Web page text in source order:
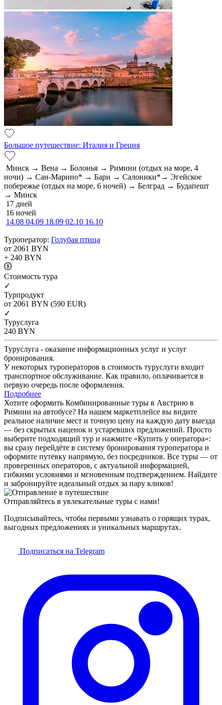
Большое путешествие: Италия и Греция
Минск → Вена → Болонья → Римини (отдых на море, 4
ночи) → Сан-Марино* → Бари → Салоники*→ Эгейское
побережье (отдых на море, 6 ночей) → Белград → Будапешт
→ Минск
17 дней
16 ночей
14.08 04.09 18.09 02.10 16.10
Туроператор: Голубая птица
от 2061 BYN
+ 240 BYN
Cтоимость тура
✓
Турпродукт
от 2061 BYN (590 EUR)
✓
Туруслуга
240 BYN
Туруслуга - оказание информационных услуг и услуг
бронирования.
У некоторых туроператоров в стоимость туруслуги входит
транспортное обслуживание. Как правило, оплачивается в
первую очередь после оформления.
Подробнее
Хотите оформить Комбинированные туры в Австрию в
Римини на автобусе? На нашем маркетплейсе вы видите
реальное наличие мест и точную цену на каждую дату выезда
— без скрытых наценок и устаревших предложений. Просто
выберите подходящий тур и нажмите «Купить у оператора»:
вы сразу перейдёте в систему бронирования туроператора и
оформите путёвку напрямую, без посредников. Все туры — от
проверенных операторов, с актуальной информацией,
гибкими условиями и мгновенным подтверждением. Найдите
и забронируйте идеальный отдых за пару кликов!
Отправляйтесь в увлекательные туры с нами!
Подписывайтесь, чтобы первыми узнавать о горящих турах,
выгодных предложениях и уникальных маршрутах.
Подписаться на Telegram